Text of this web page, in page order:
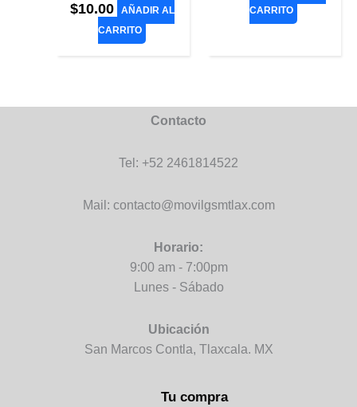
$10.00
AÑADIR AL
CARRITO
CARRITO
Contacto
Tel: +52 2461814522
Mail: contacto@movilgsmtlax.com
Horario:
9:00 am - 7:00pm
Lunes - Sábado
Ubicación
San Marcos Contla, Tlaxcala. MX
Tu compra